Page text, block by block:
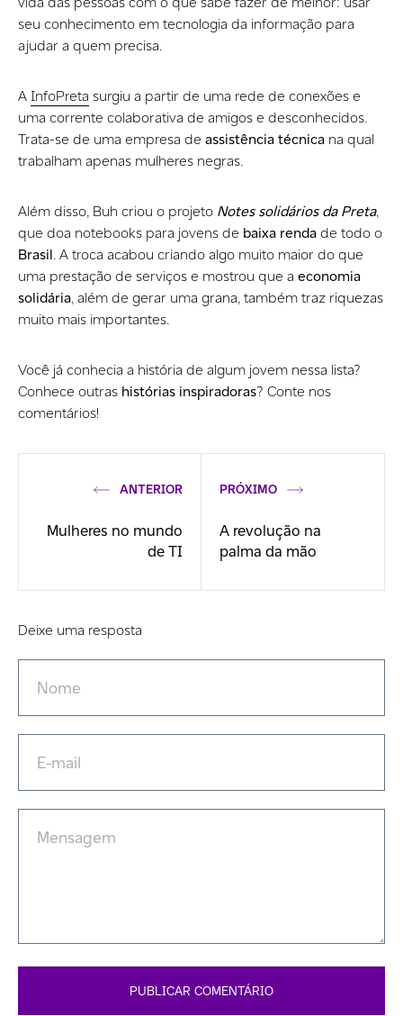
seu conhecimento em tecnologia da informação para
ajudar a quem precisa.
AInfoPreta surgiu a partir de uma rede de conexões e
uma corrente colaborativa de amigos e desconhecidos.
Trata-se de uma empresa de assistência técnica na qual
trabalham apenas mulheres negras.
Além disso, Buh criou o projeto Notes solidários da Preta,
que doa notebooks para jovens de baixa rendade todo o
Brasil. A troca acabou criando algo muito maior do que
uma prestação de serviços e mostrou que a economia
solidária, além de gerar uma grana, também traz riquezas
muito mais importantes.
Você já conhecia a história de algum jovem nessa lista?
Conhece outras histórias inspiradoras? Conte nos
comentários!
ANTERIOR
Mulheres no mundo
de TI
PRÓXIMO
A revolução na
palma da mão
Deixe uma resposta